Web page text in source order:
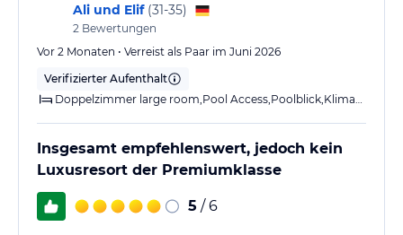
Ali und Elif (31-35)
2 Bewertungen
Vor 2 Monaten • Verreist als Paar im Juni 2026
Verifizierter Aufenthalt
Insgesamt empfehlenswert, jedoch kein
Luxusresort der Premiumklasse
5 / 6